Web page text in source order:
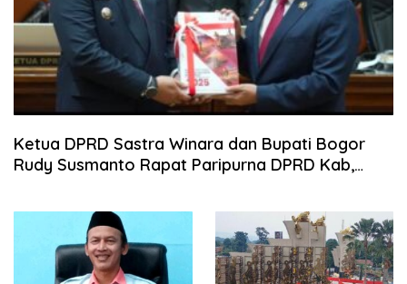
Ketua DPRD Sastra Winara dan Bupati Bogor
Rudy Susmanto Rapat Paripurna DPRD Kab,